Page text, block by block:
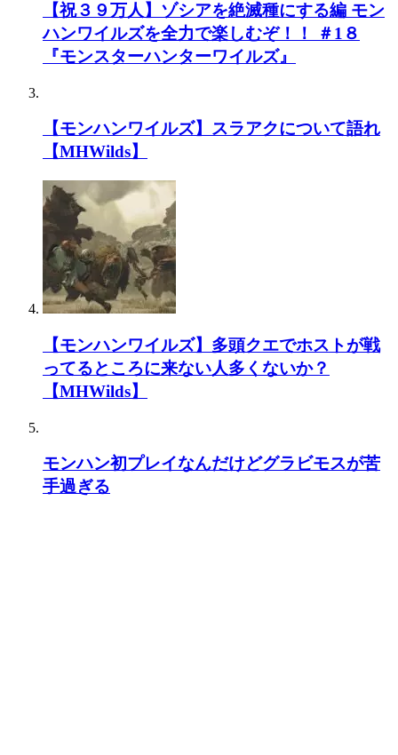
【祝３９万人】ゾシアを絶滅種にする編 モン
ハンワイルズを全力で楽しむぞ！！ ＃1８
『モンスターハンターワイルズ』
【モンハンワイルズ】スラアクについて語れ
【MHWilds】
【モンハンワイルズ】多頭クエでホストが戦
ってるところに来ない人多くないか？
【MHWilds】
モンハン初プレイなんだけどグラビモスが苦
手過ぎる